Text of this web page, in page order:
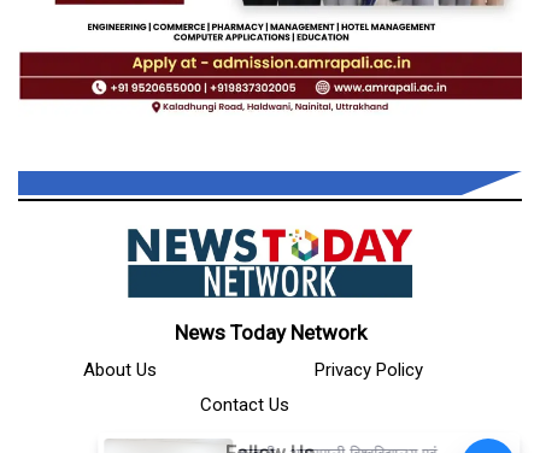
News Today Network
About Us
Privacy Policy
Contact Us